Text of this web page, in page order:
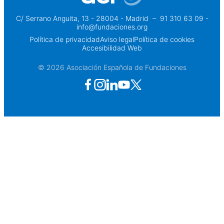
C/ Serrano Anguita, 13 - 28004 - Madrid – 91 310 63 09 -
info@fundaciones.org
Política de privacidadAviso legalPolítica de cookies
Accesibilidad Web
© 2026 Asociación Española de Fundaciones